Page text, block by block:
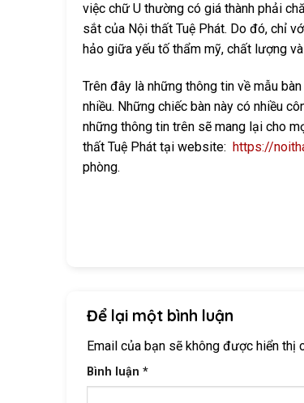
việc chữ U thường có giá thành phải
sắt của Nội thất Tuệ Phát. Do đó, chỉ
hảo giữa yếu tố thẩm mỹ, chất lượng
Trên đây là những thông tin về mẫu
nhiều. Những chiếc bàn này có nhiều
những thông tin trên sẽ mang lại cho
thất Tuệ Phát tại website: https://
phòng.
Để lại một bình luận
Email của bạn sẽ không được hiển thị
Bình luận *